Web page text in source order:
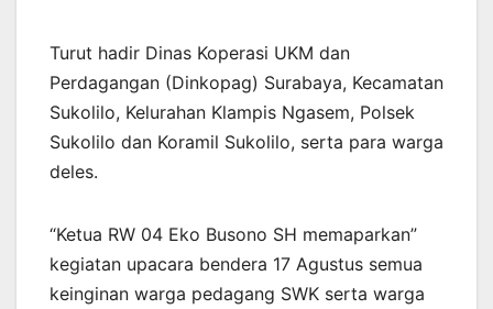
Turut hadir Dinas Koperasi UKM dan
Perdagangan (Dinkopag) Surabaya, Kecamatan
Sukolilo, Kelurahan Klampis Ngasem, Polsek
Sukolilo dan Koramil Sukolilo, serta para warga
deles.
“Ketua RW 04 Eko Busono SH memaparkan”
kegiatan upacara bendera 17 Agustus semua
keinginan warga pedagang SWK serta warga